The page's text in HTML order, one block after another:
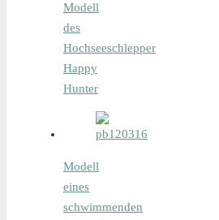
Modell
des
Hochseeschlepper
Happy
Hunter
Modell
eines
schwimmenden